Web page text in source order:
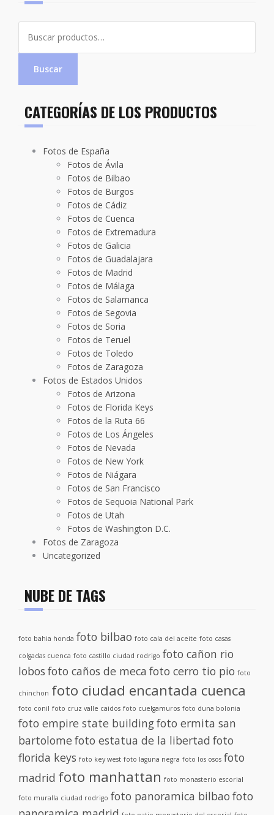
por:
Buscar
CATEGORÍAS DE LOS PRODUCTOS
Fotos de España
Fotos de Ávila
Fotos de Bilbao
Fotos de Burgos
Fotos de Cádiz
Fotos de Cuenca
Fotos de Extremadura
Fotos de Galicia
Fotos de Guadalajara
Fotos de Madrid
Fotos de Málaga
Fotos de Salamanca
Fotos de Segovia
Fotos de Soria
Fotos de Teruel
Fotos de Toledo
Fotos de Zaragoza
Fotos de Estados Unidos
Fotos de Arizona
Fotos de Florida Keys
Fotos de la Ruta 66
Fotos de Los Ángeles
Fotos de Nevada
Fotos de New York
Fotos de Niágara
Fotos de San Francisco
Fotos de Sequoia National Park
Fotos de Utah
Fotos de Washington D.C.
Fotos de Zaragoza
Uncategorized
NUBE DE TAGS
foto bahia honda foto bilbao foto cala del aceite foto casas
colgadas cuenca foto castillo ciudad rodrigo foto cañon rio
lobos foto caños de meca foto cerro tio pio foto
chinchon foto ciudad encantada cuenca
foto conil foto cruz valle caidos foto cuelgamuros foto duna bolonia
foto empire state buildingfoto ermita san
bartolomefoto estatua de la libertad foto
florida keys foto key west foto laguna negra foto los osos foto
madrid foto manhattan foto monasterio escorial
foto muralla ciudad rodrigo foto panoramica bilbao foto